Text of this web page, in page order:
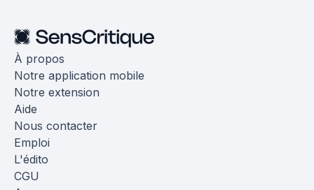
À propos
Notre application mobile
Notre extension
Aide
Nous contacter
Emploi
L'édito
CGU